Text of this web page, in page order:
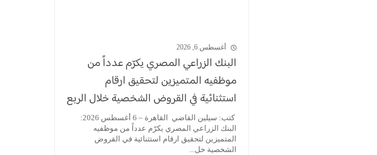
أغسطس 6, 2026
البنك الزراعي المصري يكرّم عدداً من
موظفيه المتميزين لتحقيق ارقام
استثنائية في القروض الشخصية خلال الربع
الأول من 2026
كتب: سيلين القاضي القاهرة – 6 أغسطس 2026:
البنك الزراعي المصري يكرّم عدداً من موظفيه
المتميزين لتحقيق ارقام استثنائية في القروض
الشخصية خل...